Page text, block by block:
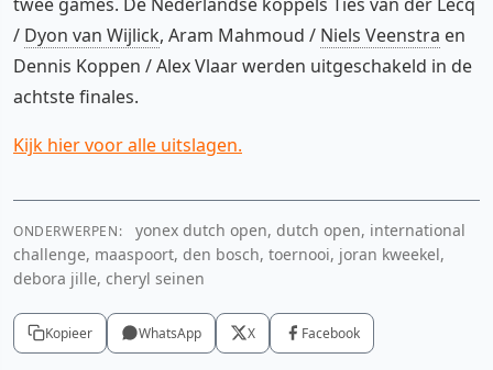
/ Dyon van Wijlick, Aram Mahmoud / Niels Veenstra en
Dennis Koppen / Alex Vlaar werden uitgeschakeld in de
achtste finales.
Kijk hier voor alle uitslagen.
ONDERWERPEN:
yonex dutch open, dutch open, international
challenge, maaspoort, den bosch, toernooi, joran kweekel,
debora jille, cheryl seinen
Kopieer WhatsApp X Facebook